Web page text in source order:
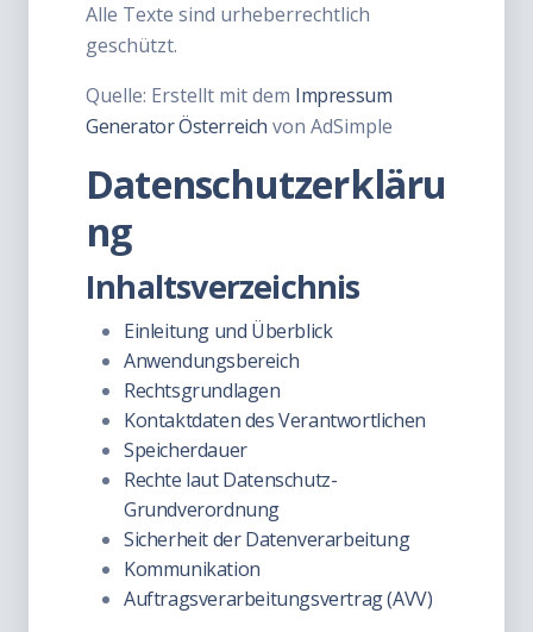
Alle Texte sind urheberrechtlich
geschützt.
Quelle: Erstellt mit dem Impressum
Generator Österreich von AdSimple
Datenschutzerkläru
ng
Inhaltsverzeichnis
Einleitung und Überblick
Anwendungsbereich
Rechtsgrundlagen
Kontaktdaten des Verantwortlichen
Speicherdauer
Rechte laut Datenschutz-
Grundverordnung
Sicherheit der Datenverarbeitung
Kommunikation
Auftragsverarbeitungsvertrag (AVV)